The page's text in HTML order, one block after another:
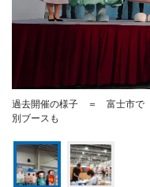
過去開催の様子 ＝ 富士市で
別ブースも